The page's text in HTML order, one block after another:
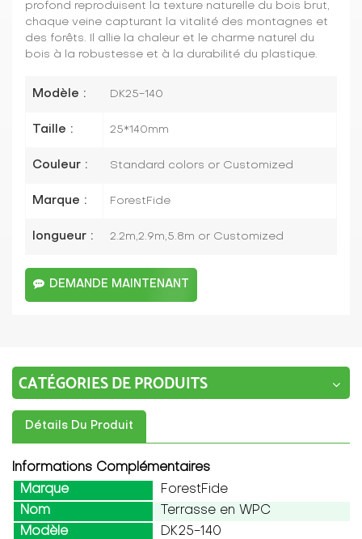
profond reproduisent la texture naturelle du bois brut,
chaque veine capturant la vitalité des montagnes et
des forêts. Il allie la chaleur et le charme naturel du
bois à la robustesse et à la durabilité du plastique.
Modèle : DK25-140
Taille : 25*140mm
Couleur : Standard colors or Customized
Marque : ForestFide
longueur : 2.2m,2.9m,5.8m or Customized
DEMANDE MAINTENANT
CATÉGORIES DE PRODUITS
Détails Du Produit
Informations Complémentaires
Marque
ForestFide
Nom
Terrasse en WPC
Modèle
DK25-140